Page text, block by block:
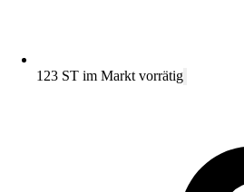
123 ST im Markt vorrätig